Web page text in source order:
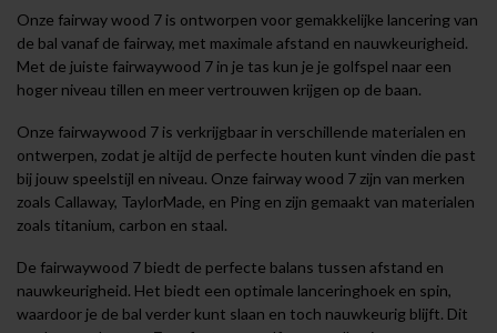
Onze fairway wood 7 is ontworpen voor gemakkelijke lancering van
de bal vanaf de fairway, met maximale afstand en nauwkeurigheid.
Met de juiste fairwaywood 7 in je tas kun je je golfspel naar een
hoger niveau tillen en meer vertrouwen krijgen op de baan.
Onze fairwaywood 7 is verkrijgbaar in verschillende materialen en
ontwerpen, zodat je altijd de perfecte houten kunt vinden die past
bij jouw speelstijl en niveau. Onze fairway wood 7 zijn van merken
zoals Callaway, TaylorMade, en Ping en zijn gemaakt van materialen
zoals titanium, carbon en staal.
De fairwaywood 7 biedt de perfecte balans tussen afstand en
nauwkeurigheid. Het biedt een optimale lanceringhoek en spin,
waardoor je de bal verder kunt slaan en toch nauwkeurig blijft. Dit